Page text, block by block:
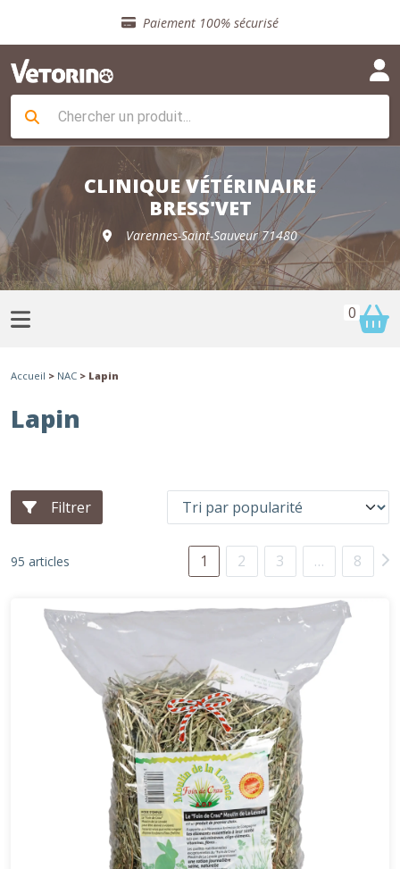
Paiement 100% sécurisé
Livraison gratuite en clinique vétérinaire
Sélection de croquettes vétérinaire
Livraison gratuite en clinique vétérinaire
Retour gratuit en clinique
Sélection de croquettes vétérinaire
CLINIQUE VÉTÉRINAIRE
BRESS'VET
Varennes-Saint-Sauveur 71480
0
Accueil > NAC > Lapin
Lapin
Filtrer
95 articles 1 2 3 … 8